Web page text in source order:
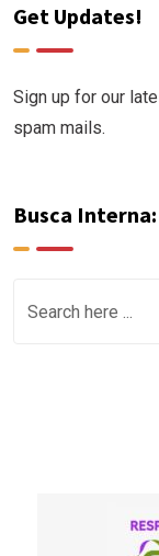
Get Updates!
Sign up for our
spam mails.
Busca Interna: